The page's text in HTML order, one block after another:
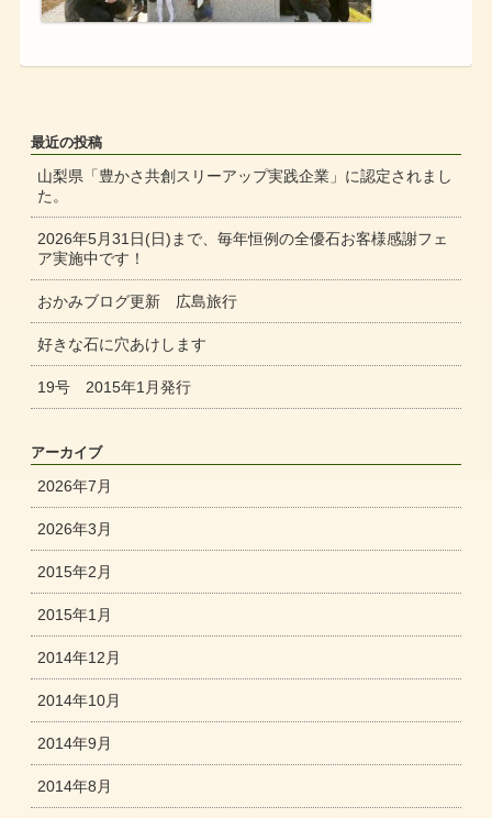
最近の投稿
山梨県「豊かさ共創スリーアップ実践企業」に認定されまし
た。
2026年5月31日(日)まで、毎年恒例の全優石お客様感謝フェ
ア実施中です！
おかみブログ更新 広島旅行
好きな石に穴あけします
19号 2015年1月発行
アーカイブ
2026年7月
2026年3月
2015年2月
2015年1月
2014年12月
2014年10月
2014年9月
2014年8月